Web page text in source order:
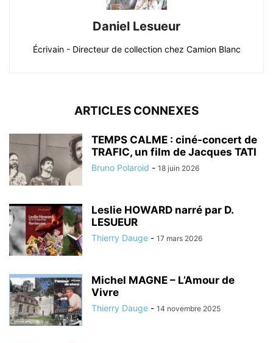
Daniel Lesueur
Écrivain - Directeur de collection chez Camion Blanc
ARTICLES CONNEXES
TEMPS CALME : ciné-concert de
TRAFIC, un film de Jacques TATI
Bruno Polaroid - 18 juin 2026
Leslie HOWARD narré par D.
LESUEUR
Thierry Dauge - 17 mars 2026
Michel MAGNE – L’Amour de
Vivre
Thierry Dauge - 14 novembre 2025